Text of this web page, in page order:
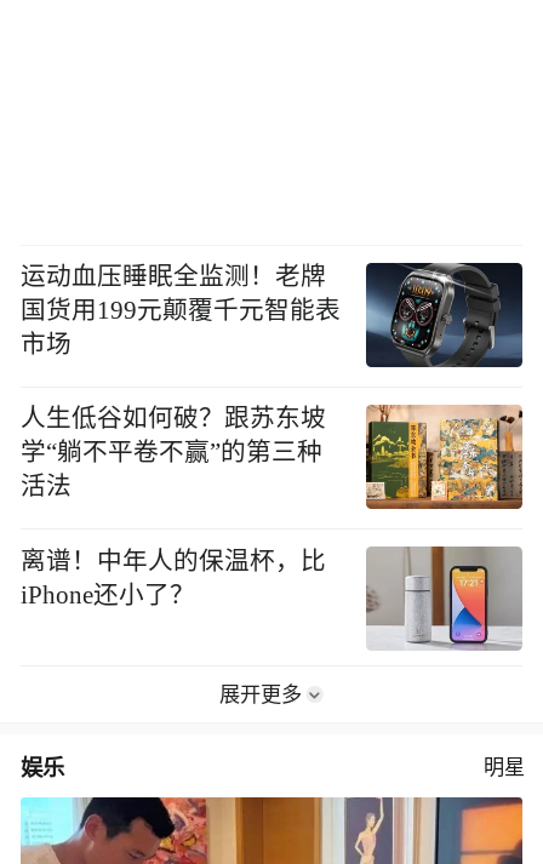
运动血压睡眠全监测！老牌
国货用199元颠覆千元智能表
市场
人生低谷如何破？跟苏东坡
学“躺不平卷不赢”的第三种
活法
离谱！中年人的保温杯，比
iPhone还小了？
展开更多
娱乐 明星